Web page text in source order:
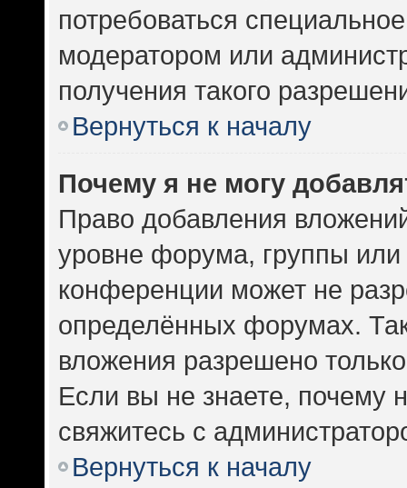
потребоваться
модератором или
получения такого
Вернуться к началу
Почему я не могу
Право добавления
уровне форума, группы или
конференции может не
определённых форумах.
вложения разрешено
Если вы не знаете, почему
свяжитесь с
Вернуться к началу